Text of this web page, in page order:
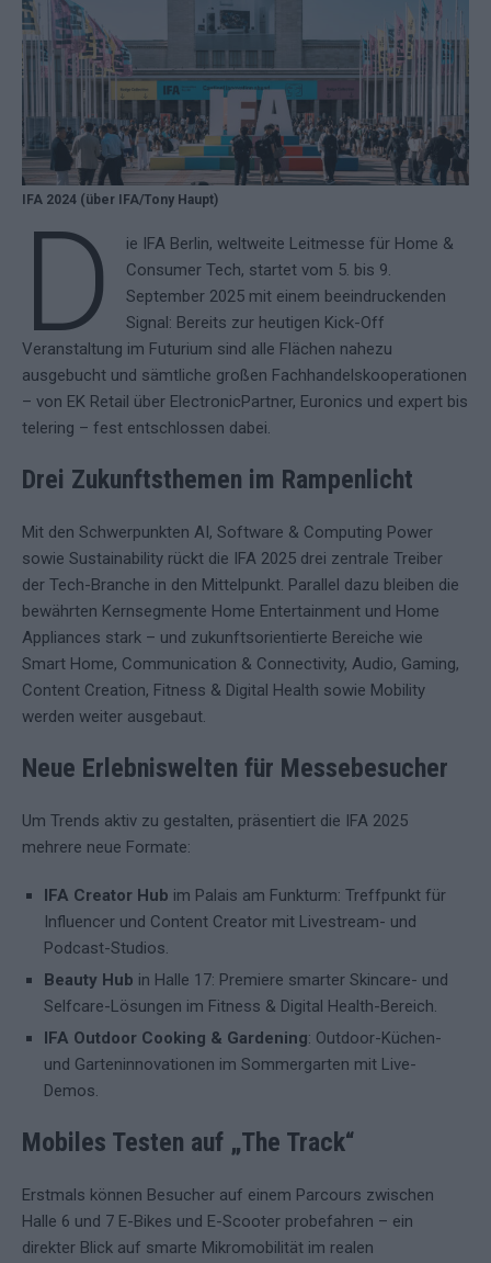
IFA 2024 (über IFA/Tony Haupt)
D
ie IFA Berlin, weltweite Leitmesse für Home &
Consumer Tech, startet vom 5. bis 9.
September 2025 mit einem beeindruckenden
Signal: Bereits zur heutigen Kick-Off
Veranstaltung im Futurium sind alle Flächen nahezu
ausgebucht und sämtliche großen Fachhandelskooperationen
– von EK Retail über ElectronicPartner, Euronics und expert bis
telering – fest entschlossen dabei.
Drei Zukunftsthemen im Rampenlicht
Mit den Schwerpunkten AI, Software & Computing Power
sowie Sustainability rückt die IFA 2025 drei zentrale Treiber
der Tech-Branche in den Mittelpunkt. Parallel dazu bleiben die
bewährten Kernsegmente Home Entertainment und Home
Appliances stark – und zukunftsorientierte Bereiche wie
Smart Home, Communication & Connectivity, Audio, Gaming,
Content Creation, Fitness & Digital Health sowie Mobility
werden weiter ausgebaut.
Neue Erlebniswelten für Messebesucher
Um Trends aktiv zu gestalten, präsentiert die IFA 2025
mehrere neue Formate:
IFA Creator Hub im Palais am Funkturm: Treffpunkt für
Influencer und Content Creator mit Livestream- und
Podcast-Studios.
Beauty Hub in Halle 17: Premiere smarter Skincare- und
Selfcare-Lösungen im Fitness & Digital Health-Bereich.
IFA Outdoor Cooking & Gardening: Outdoor-Küchen-
und Garteninnovationen im Sommergarten mit Live-
Demos.
Mobiles Testen auf „The Track“
Erstmals können Besucher auf einem Parcours zwischen
Halle 6 und 7 E-Bikes und E-Scooter probe­fahren – ein
direkter Blick auf smarte Mikromobilität im realen